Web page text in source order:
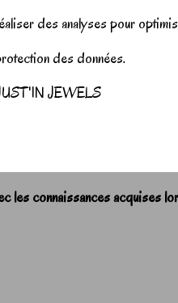
des analyses pour
des données.
JEWELS
connaissances acquises